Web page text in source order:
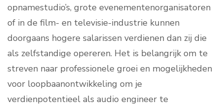
opnamestudio’s, grote evenementenorganisatoren
of in de film- en televisie-industrie kunnen
doorgaans hogere salarissen verdienen dan zij die
als zelfstandige opereren. Het is belangrijk om te
streven naar professionele groei en mogelijkheden
voor loopbaanontwikkeling om je
verdienpotentieel als audio engineer te